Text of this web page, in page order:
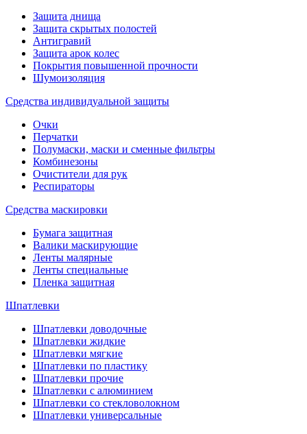
Защита днища
Защита скрытых полостей
Антигравий
Защита арок колес
Покрытия повышенной прочности
Шумоизоляция
Средства индивидуальной защиты
Очки
Перчатки
Полумаски, маски и сменные фильтры
Комбинезоны
Очистители для рук
Респираторы
Средства маскировки
Бумага защитная
Валики маскирующие
Ленты малярные
Ленты специальные
Пленка защитная
Шпатлевки
Шпатлевки доводочные
Шпатлевки жидкие
Шпатлевки мягкие
Шпатлевки по пластику
Шпатлевки прочие
Шпатлевки с алюминием
Шпатлевки со стекловолокном
Шпатлевки универсальные